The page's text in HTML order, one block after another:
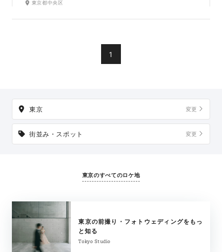
洗練が交差する街で、東京らしい上質な一枚を残せます。
東京都中央区
1
東京 変更
街並み・スポット 変更
東京のすべてのロケ地
東京の前撮り・フォトウェディングをもっ
と知る
Tokyo Studio